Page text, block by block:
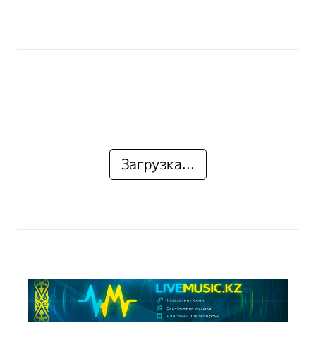
Загрузка...